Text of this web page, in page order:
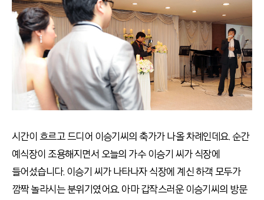
시간이 흐르고 드디어 이승기씨의 축가가 나올 차례인데요. 순간
예식장이 조용해지면서 오늘의 가수 이승기 씨가 식장에
들어섰습니다. 이승기 씨가 나타나자 식장에 계신 하객 모두가
깜짝 놀라시는 분위기였어요. 아마 갑작스러운 이승기씨의 방문